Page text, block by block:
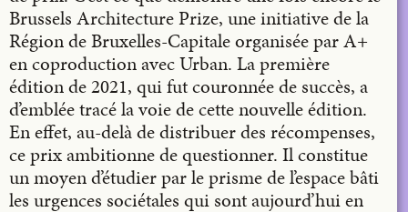
Brussels Architecture Prize, une initiative de la
Région de Bruxelles-Capitale organisée par A+
en coproduction avec Urban. La première
édition de 2021, qui fut couronnée de succès, a
d’emblée tracé la voie de cette nouvelle édition.
En effet, au-delà de distribuer des récompenses,
ce prix ambitionne de questionner. Il constitue
un moyen d’étudier par le prisme de l’espace bâti
les urgences sociétales qui sont aujourd’hui en